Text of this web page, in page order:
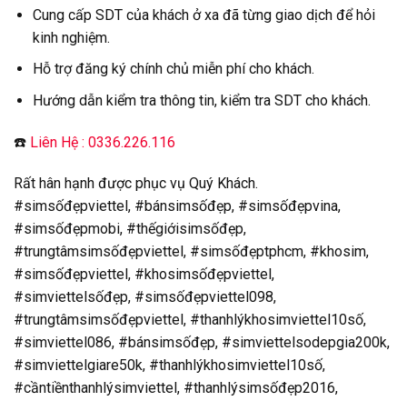
Cung cấp SDT của khách ở xa đã từng giao dịch để hỏi
kinh nghiệm.
Hỗ trợ đăng ký chính chủ miễn phí cho khách.
Hướng dẫn kiểm tra thông tin, kiểm tra SDT cho khách.
☎️ Liên Hệ : 0336.226.116
Rất hân hạnh được phục vụ Quý Khách.
#simsốđẹpviettel, #bánsimsốđẹp, #simsốđẹpvina,
#simsốđẹpmobi, #thếgiớisimsốđẹp,
#trungtâmsimsốđẹpviettel, #simsốđẹptphcm, #khosim,
#simsốđẹpviettel, #khosimsốđẹpviettel,
#simviettelsốđẹp, #simsốđẹpviettel098,
#trungtâmsimsốđẹpviettel, #thanhlýkhosimviettel10số,
#simviettel086, #bánsimsốđẹp, #simviettelsodepgia200k,
#simviettelgiare50k, #thanhlýkhosimviettel10số,
#cầntiềnthanhlýsimviettel, #thanhlýsimsốđẹp2016,